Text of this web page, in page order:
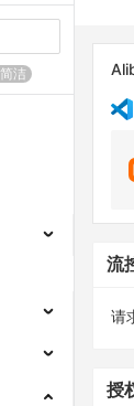
简洁
流
请
授